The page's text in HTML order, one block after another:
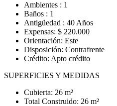
Ambientes : 1
Baños : 1
Antigüedad : 40 Años
Expensas: $ 220.000
Orientación: Este
Disposición: Contrafrente
Crédito: Apto crédito
SUPERFICIES Y MEDIDAS
Cubierta: 26 m²
Total Construido: 26 m²